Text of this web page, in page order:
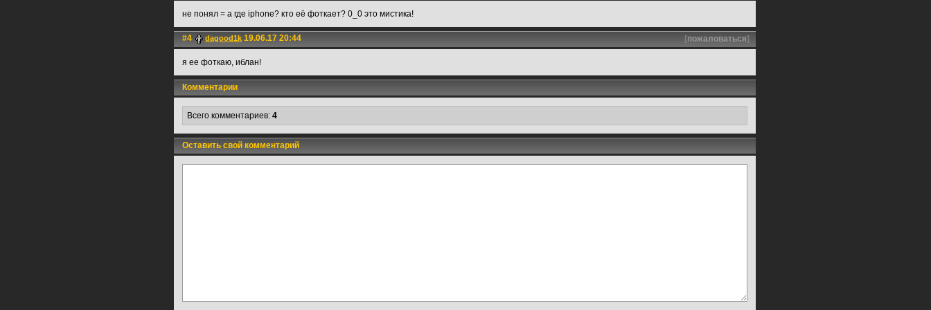
не понял = а где iphone? кто её фоткает? 0_0 это мистика!
#4 dagood1k 19.06.17 20:44 [пожаловаться]
я ее фоткаю, иблан!
Комментарии
Всего комментариев: 4
Оставить свой комментарий